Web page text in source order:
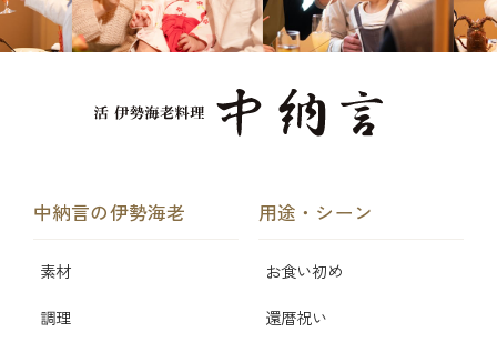
中納言の伊勢海老
素材
調理
用途・シーン
お食い初め
還暦祝い